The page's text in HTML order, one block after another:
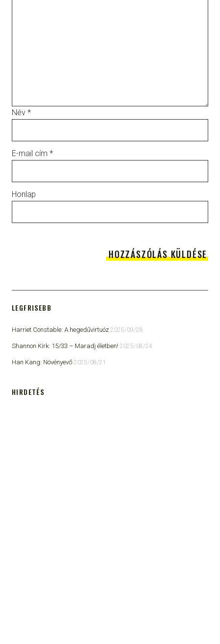
Név *
E-mail cím *
Honlap
LEGFRISEBB
Harriet Constable: A hegedűvirtuóz 2025/09/28
Shannon Kirk: 15/33 ​– Maradj életben! 2025/08/24
Han Kang: Növényevő 2025/08/21
HIRDETÉS